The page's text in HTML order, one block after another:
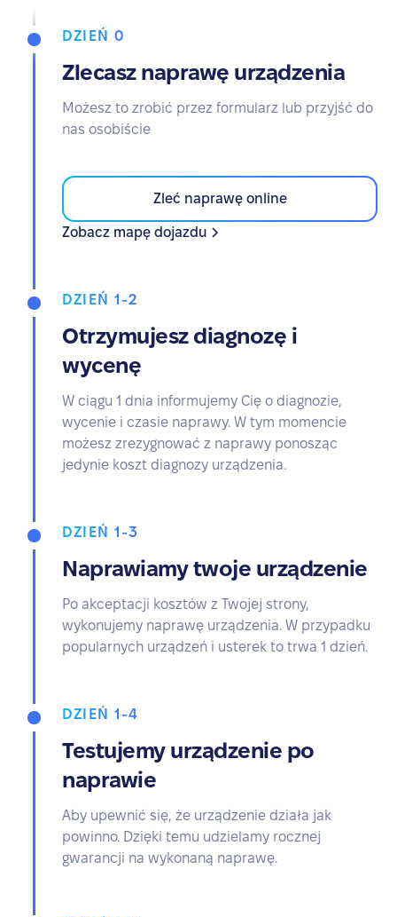
DZIEŃ 0
Zlecasz naprawę urządzenia
Możesz to zrobić przez formularz lub przyjść do
nas osobiście
Zleć naprawę online
Zobacz mapę dojazdu
DZIEŃ 1-2
Otrzymujesz diagnozę i
wycenę
W ciągu 1 dnia informujemy Cię o diagnozie,
wycenie i czasie naprawy. W tym momencie
możesz zrezygnować z naprawy ponosząc
jedynie koszt diagnozy urządzenia.
DZIEŃ 1-3
Naprawiamy twoje urządzenie
Po akceptacji kosztów z Twojej strony,
wykonujemy naprawę urządzenia. W przypadku
popularnych urządzeń i usterek to trwa 1 dzień.
DZIEŃ 1-4
Testujemy urządzenie po
naprawie
Aby upewnić się, że urządzenie działa jak
powinno. Dzięki temu udzielamy rocznej
gwarancji na wykonaną naprawę.